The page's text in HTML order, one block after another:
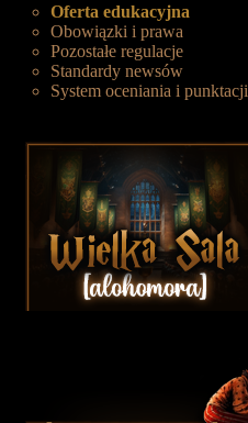
Oferta edukacyjna
Obowiązki i prawa
Pozostałe regulacje
Standardy newsów
System oceniania i punktacji